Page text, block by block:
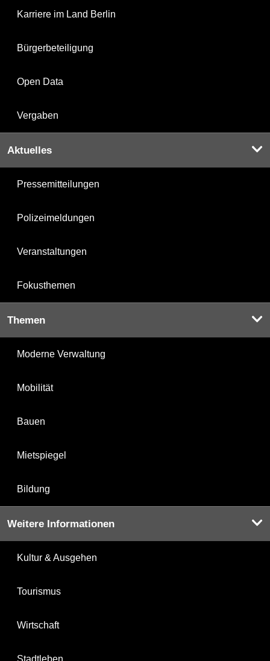
Karriere im Land Berlin
Bürgerbeteiligung
Open Data
Vergaben
Aktuelles
Pressemitteilungen
Polizeimeldungen
Veranstaltungen
Fokusthemen
Themen
Moderne Verwaltung
Mobilität
Bauen
Mietspiegel
Bildung
Weitere Informationen
Kultur & Ausgehen
Tourismus
Wirtschaft